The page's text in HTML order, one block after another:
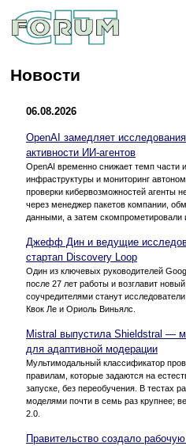
Новости
06.08.2026
OpenAI замедляет
активности ИИ-агентов
OpenAI временно снижает темп части
инфраструктуры и мониторинг
проверки кибервозможностей агенты
через менеджер пакетов компании,
данными, а затем скомпрометировали
Джефф Дин и ведущие
стартап Discovery Loop
Один из ключевых руководителей
после 27 лет работы и возглавит
соучредителями станут
Квок Ле и Ориоль Виньялс.
Mistral выпустила Shieldstral —
для адаптивной модерации
Мультимодальный классификатор
правилам, которые задаются на
запуске, без переобучения. В тестах
моделями почти в семь раз крупнее;
2.0.
Правительство создало